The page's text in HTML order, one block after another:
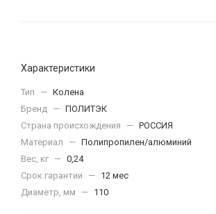
Характеристики
Тип — Колена
Бренд — ПОЛИТЭК
Страна происхождения
— РОССИЯ
Материал
— Полипропилен/алюминий
Вес, кг — 0,24
Срок гарантии
— 12 мес
Диаметр, мм
— 110